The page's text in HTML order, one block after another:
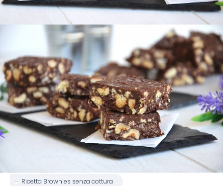
Ricetta Brownies senza cottura